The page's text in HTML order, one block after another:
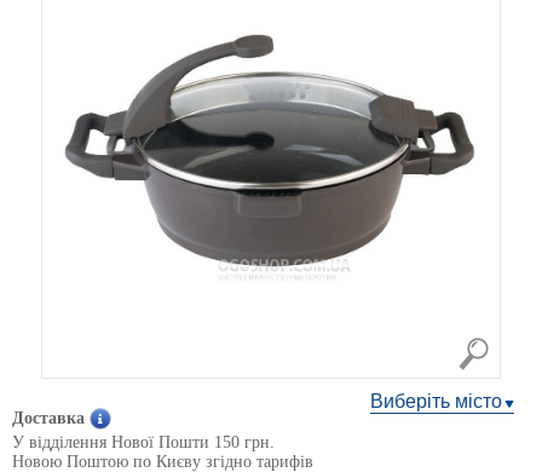
Виберіть місто
Доставка
У відділення Нової Пошти 150 грн.
Новою Поштою по Києву згідно тарифів